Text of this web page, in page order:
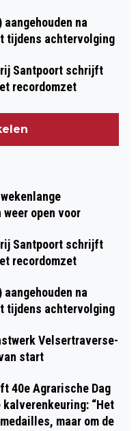
na
tijdens achtervolging
Santpoort schrijft
recordomzet
open voor
Santpoort schrijft
recordomzet
na
tijdens achtervolging
Velsertraverse-
start
40e Agrarische Dag
“Het
maar om de